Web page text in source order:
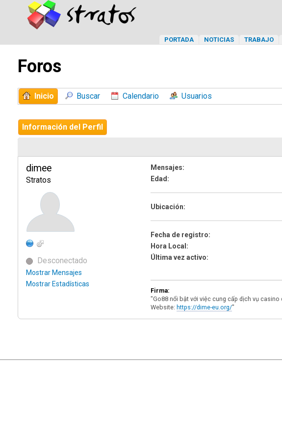
PORTADA NOTICIAS TRABAJO
Foros
Inicio Buscar Calendario Usuarios
Información del Perfil
dimee
Stratos
Desconectado
Mostrar Mensajes
Mostrar Estadísticas
Mensajes:
Edad:
Ubicación:
Fecha de registro:
Hora Local:
Última vez activo:
Firma:
"Go88 nổi bật với việc cung cấp dịch vụ
Website: https://dime-eu.org/"